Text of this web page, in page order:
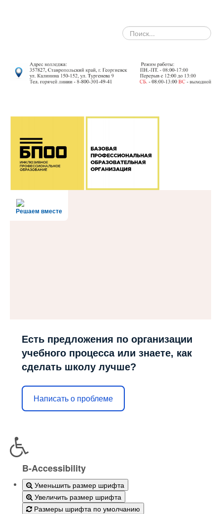
search
Решаем вместе
Есть предложения по организации
учебного процесса или знаете, как
сделать школу лучше?
Написать о проблеме
B-Accessibility
Уменьшить размер шрифта
Увеличить размер шрифта
Размеры шрифта по умолчанию